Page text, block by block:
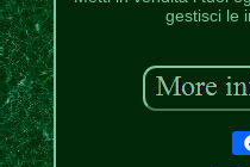
gestisci le